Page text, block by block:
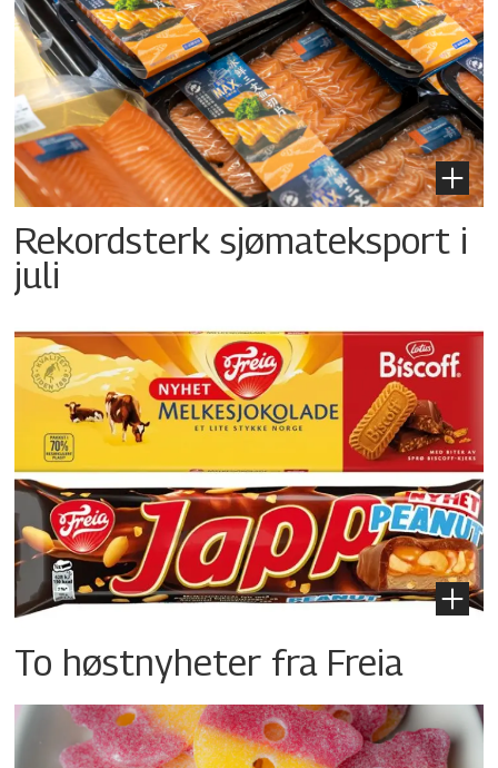
Rekordsterk sjømateksport i
juli
To høstnyheter fra Freia